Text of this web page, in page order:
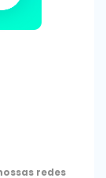
redes